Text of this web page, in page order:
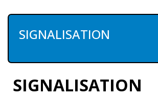
SIGNALISATION
SIGNALISATION